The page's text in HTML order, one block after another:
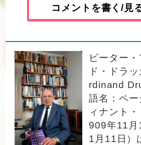
コメントを書く/見
ピーター
ド・ドラ
rdinand
語名：ペ
ィナント
909年11
1月11日）